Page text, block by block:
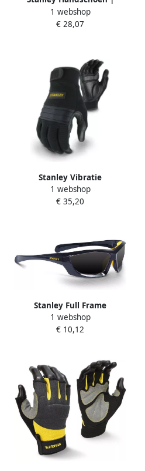
Extreem Gebruik | SY820L
EU
1 webshop
€ 28,07
Stanley Vibratie
Verminderde Handschoen |
SY800L EU
1 webshop
€ 35,20
Stanley Full Frame
Veiligheidsbril | Donker
Glas SY180-2D EU
1 webshop
€ 10,12